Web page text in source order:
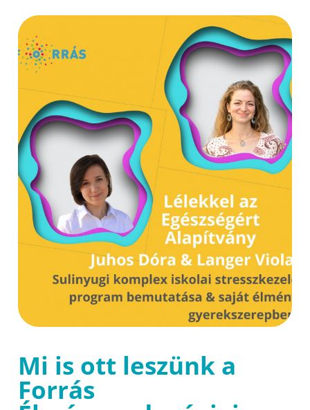
Mi is ott leszünk a
Forrás